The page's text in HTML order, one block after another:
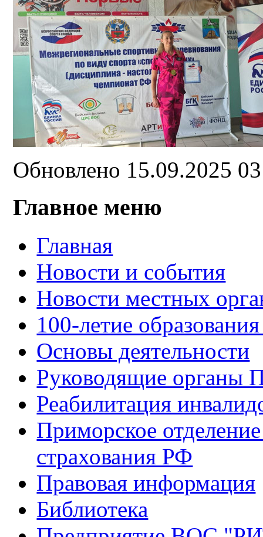
Обновлено 15.09.2025
Главное меню
Главная
Новости и события
Новости местных
100-летие
Основы деятельности
Руководящие органы
Реабилитация
Приморское
страхования РФ
Правовая информация
Библиотека